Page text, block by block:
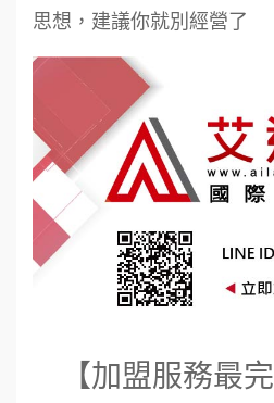
思想，建議你就別經營了
【加盟服務最